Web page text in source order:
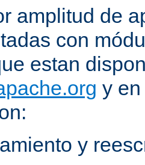
amplitud de
con
estan
y
y